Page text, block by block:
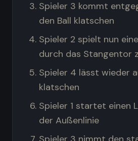
Spieler 3 kommt
den Ball klatschen
Spieler 2 spielt nun
durch das Stangentor
Spieler 4 lässt wieder
klatschen
Spieler 1 startet einen
der Außenlinie